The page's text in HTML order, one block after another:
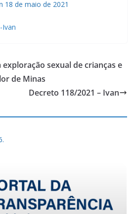
18 de maio de 2021
Ivan
sexual de crianças e
de Minas
Decreto 118/2021 – Ivan